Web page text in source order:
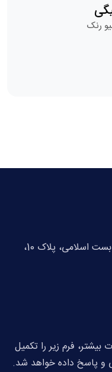
رنک
تهران، نارمک، میدان پنجاه و سوم، بن بست اسلامی، پلاک 10،
فرم زیر را تکمیل
و پاسخ داده خواهد شد.